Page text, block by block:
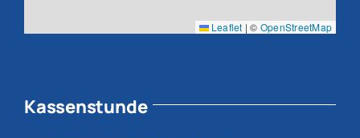
Leaflet | © OpenStreetMap
Kassenstunde